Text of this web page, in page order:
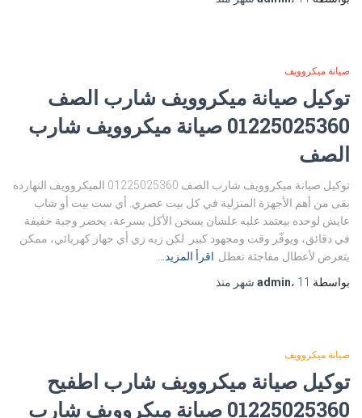
صيانة ميكروويف
توكيل صيانة ميكروويف شارب الصف
01225025360 صيانة ميكروويف شارب
الصف
توكيل صيانة ميكروويف شارب الصف 01225025360 الميكروويف النهارده
بقى من أهم الأجهزة المنزلية في كل بيت عصري. أي ست بيت أو شاب
عايش لوحده بيعتمد عليه علشان يسخن الأكل بسرعة، يحضر وجبة خفيفة
في دقائق، ويوفّر وقت ومجهود كبير. لكن زيه زي أي جهاز كهربائي، ممكن
يتعرض لأعطال مفاجئة تعطل اقرأ المزيد…
بواسطة
admin، 11 شهر منذ
صيانة ميكروويف
توكيل صيانة ميكروويف شارب اطفيح
01225025360 صيانة ميكروويف شارب